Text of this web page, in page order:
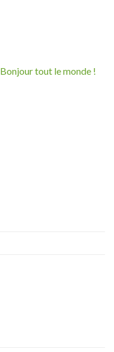
Bonjour tout le monde !